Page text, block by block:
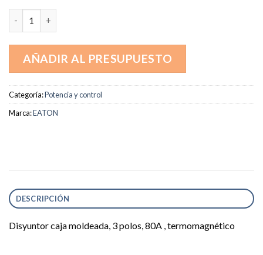
AÑADIR AL PRESUPUESTO
Categoría:Potencia y control
Marca:EATON
DESCRIPCIÓN
Disyuntor caja moldeada, 3 polos, 80A , termomagnético